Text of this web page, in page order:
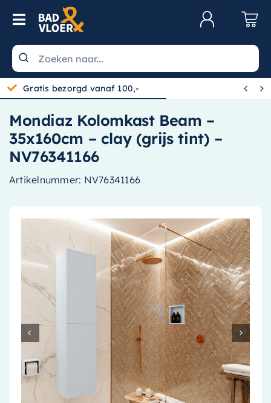
Skip to content
Toggle Navigation
Wastafels
Toiletten
Spiegels
Kranen
Douche
Baden
Radiatoren
Installatiemateriaal
Klimaatbeheersing
PVC
Tegels
Gratis bezorgd vanaf 100,-  
Mondiaz Kolomkast Beam –
35x160cm – clay (grijs tint) –
NV76341166
Artikelnummer: NV76341166